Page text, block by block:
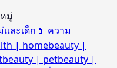
มู่
และเด็ก 💄 ความ
| homebeauty |
beauty | petbeauty |